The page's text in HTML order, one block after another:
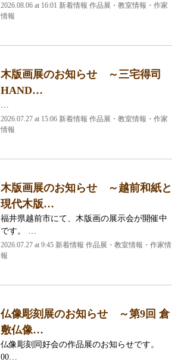
2026.08.06 at 16:01 新着情報 作品展・教室情報・作家
情報
木版画展のお知らせ ～三宅得司
HAND…
2026.07.27 at 15:06 新着情報 作品展・教室情報・作家
情報
木版画展のお知らせ ～越前和紙と
現代木版…
福井県越前市にて、木版画の展示会が開催中
です。 …
2026.07.27 at 9:45 新着情報 作品展・教室情報・作家情
報
仏像彫刻展のお知らせ ～第9回 倉
敷仏像…
仏像彫刻同好会の作品展のお知らせです。
00…